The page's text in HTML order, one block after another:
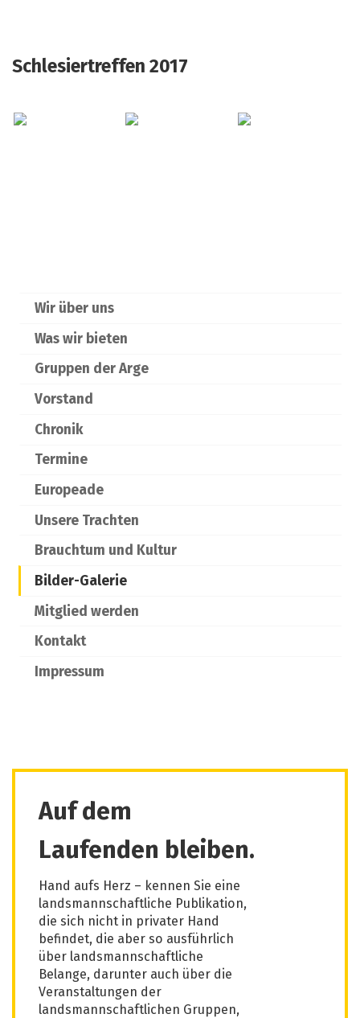
Schlesiertreffen 2017
Wir über uns
Was wir bieten
Gruppen der Arge
Vorstand
Chronik
Termine
Europeade
Unsere Trachten
Brauchtum und Kultur
Bilder-Galerie
Mitglied werden
Kontakt
Impressum
Auf dem
Laufenden bleiben.
Hand aufs Herz – kennen Sie eine
landsmannschaftliche Publikation,
die sich nicht in privater Hand
befindet, die aber so ausführlich
über landsmannschaftliche
Belange, darunter auch über die
Veranstaltungen der
landsmannschaftlichen Gruppen,